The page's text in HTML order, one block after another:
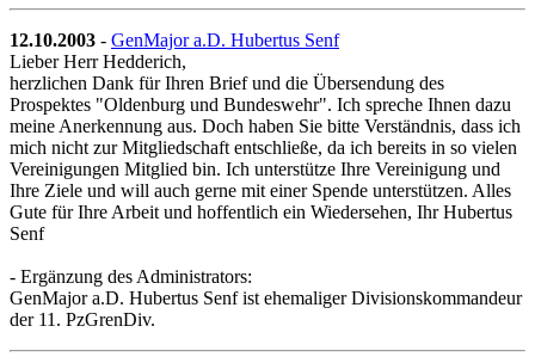
12.10.2003 - GenMajor a.D. Hubertus Senf
Lieber Herr Hedderich,
herzlichen Dank für Ihren Brief und die Übersendung des
Prospektes "Oldenburg und Bundeswehr". Ich spreche Ihnen dazu
meine Anerkennung aus. Doch haben Sie bitte Verständnis, dass ich
mich nicht zur Mitgliedschaft entschließe, da ich bereits in so vielen
Vereinigungen Mitglied bin. Ich unterstütze Ihre Vereinigung und
Ihre Ziele und will auch gerne mit einer Spende unterstützen. Alles
Gute für Ihre Arbeit und hoffentlich ein Wiedersehen, Ihr Hubertus
Senf
- Ergänzung des Administrators:
GenMajor a.D. Hubertus Senf ist ehemaliger Divisionskommandeur
der 11. PzGrenDiv.